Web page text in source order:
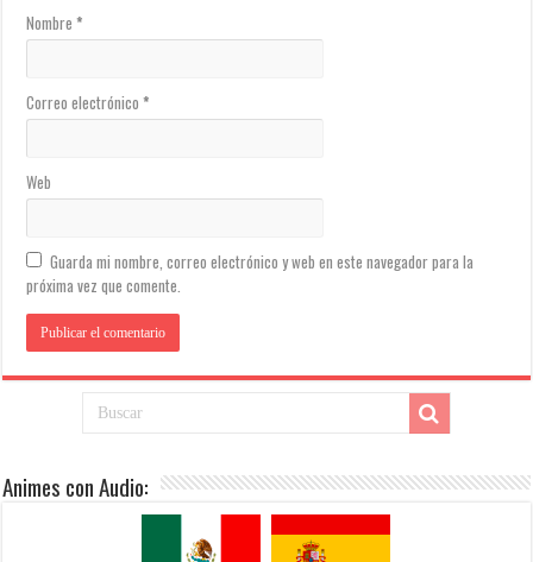
Nombre*
Correo electrónico*
Web
Guarda mi nombre, correo electrónico y web en este navegador para la
próxima vez que comente.
Animes con Audio: